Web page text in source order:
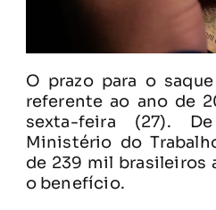
O prazo para o
referente ao ano de
sexta-feira (27).
Ministério do
de 239 mil brasileiros
o benefício.